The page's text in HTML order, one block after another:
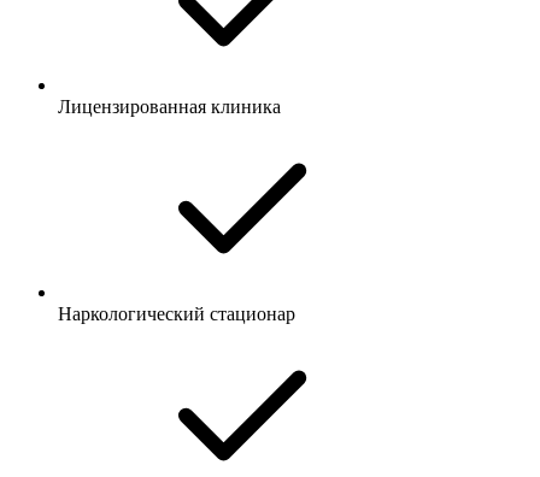
Лицензированная клиника
Наркологический стационар